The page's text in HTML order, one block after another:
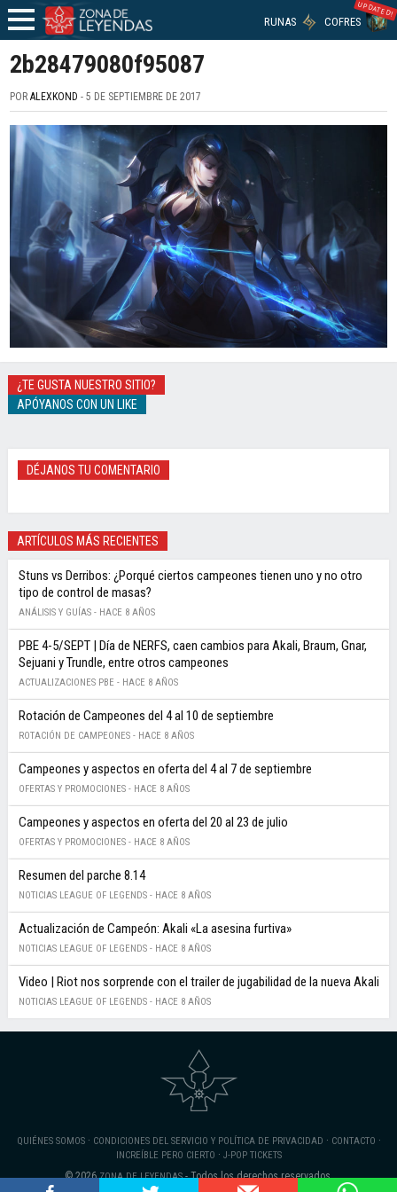
RUNAS COFRES
UPDATED!
2b28479080f95087
PORALEXKOND - 5 DE SEPTIEMBRE DE 2017
¿TE GUSTA NUESTRO SITIO?
APÓYANOS CON UN LIKE
DÉJANOS TU COMENTARIO
ARTÍCULOS MÁS RECIENTES
Stuns vs Derribos: ¿Porqué ciertos campeones tienen uno y no otro
tipo de control de masas?
ANÁLISIS Y GUÍAS - HACE 8 AÑOS
PBE 4-5/SEPT | Día de NERFS, caen cambios para Akali, Braum, Gnar,
Sejuani y Trundle, entre otros campeones
ACTUALIZACIONES PBE - HACE 8 AÑOS
Rotación de Campeones del 4 al 10 de septiembre
ROTACIÓN DE CAMPEONES - HACE 8 AÑOS
Campeones y aspectos en oferta del 4 al 7 de septiembre
OFERTAS Y PROMOCIONES - HACE 8 AÑOS
Campeones y aspectos en oferta del 20 al 23 de julio
OFERTAS Y PROMOCIONES - HACE 8 AÑOS
Resumen del parche 8.14
NOTICIAS LEAGUE OF LEGENDS - HACE 8 AÑOS
Actualización de Campeón: Akali «La asesina furtiva»
NOTICIAS LEAGUE OF LEGENDS - HACE 8 AÑOS
Video | Riot nos sorprende con el trailer de jugabilidad de la nueva Akali
NOTICIAS LEAGUE OF LEGENDS - HACE 8 AÑOS
QUIÉNES SOMOS· CONDICIONES DEL SERVICIO Y POLÍTICA DE PRIVACIDAD · CONTACTO ·
INCREÍBLE PERO CIERTO · J-POP TICKETS
© 2026ZONA DE LEYENDAS- Todos los derechos reservados.